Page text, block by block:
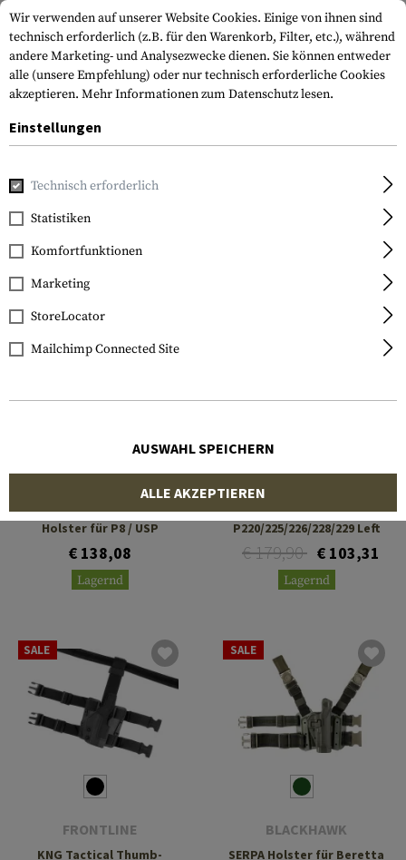
Home Tactical Gear
FILTER
Tactical HDL Kydex
Holster für P8 / USP
€ 138,08
Lagernd
SERPA Holster für
P220/225/226/228/229 Left
€ 179,90 € 103,31
Lagernd
SALE
FRONTLINE
KNG Tactical Thumb-
SALE
BLACKHAWK
SERPA Holster für Beretta
Wir verwenden auf unserer Website Cookies. Einige von ihnen sind
technisch erforderlich (z.B. für den Warenkorb, Filter, etc.), während
andere Marketing- und Analysezwecke dienen. Sie können entweder
alle (unsere Empfehlung) oder nur technisch erforderliche Cookies
akzeptieren. Mehr Informationen zum Datenschutz lesen.
Einstellungen
Technisch erforderlich
Statistiken
Komfortfunktionen
Marketing
StoreLocator
Mailchimp Connected Site
AUSWAHL SPEICHERN
ALLE AKZEPTIEREN